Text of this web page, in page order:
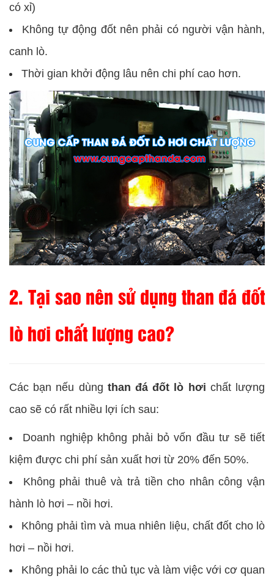
có xỉ)
Không tự động đốt nên phải có người vận hành,
canh lò.
Thời gian khởi động lâu nên chi phí cao hơn.
2. Tại sao nên sử dụng than đá đốt
lò hơi chất lượng cao?
Các bạn nếu dùng than đá đốt lò hơi chất lượng
cao sẽ có rất nhiều lợi ích sau:
Doanh nghiệp không phải bỏ vốn đầu tư sẽ tiết
kiệm được chi phí sản xuất hơi từ 20% đến 50%.
Không phải thuê và trả tiền cho nhân công vận
hành lò hơi – nồi hơi.
Không phải tìm và mua nhiên liệu, chất đốt cho lò
hơi – nồi hơi.
Không phải lo các thủ tục và làm việc với cơ quan